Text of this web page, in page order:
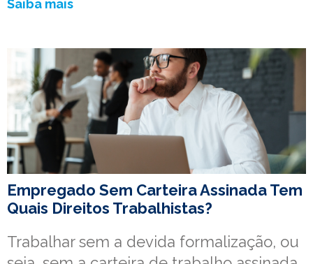
Saiba mais
Empregado Sem Carteira Assinada Tem
Quais Direitos Trabalhistas?
Trabalhar sem a devida formalização, ou